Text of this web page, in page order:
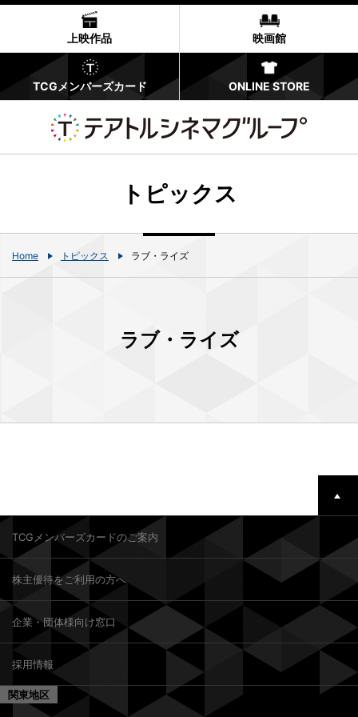
上映作品 映画館
TCGメンバーズカード ONLINE STORE
トピックス
Home トピックス ラブ・ライズ
ラブ・ライズ
TCGメンバーズカードのご案内
株主優待をご利用の方へ
企業・団体様向け窓口
採用情報
関東地区